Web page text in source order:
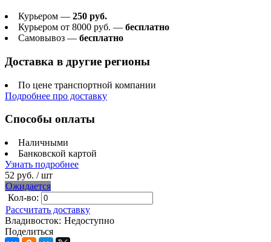
Курьером — 250 руб.
Курьером от 8000 руб. — бесплатно
Самовывоз — бесплатно
Доставка в другие регионы
По цене транспортной компании
Подробнее про доставку
Способы оплаты
Наличными
Банковской картой
Узнать подробнее
52 руб. / шт
Ожидается
Кол-во:
Рассчитать доставку
Владивосток: Недоступно
Поделиться